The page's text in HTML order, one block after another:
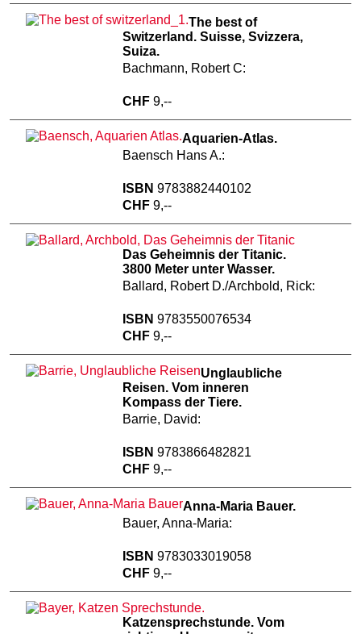
The best of
Switzerland. Suisse, Svizzera,
Suiza.
Bachmann, Robert C:
CHF 9,--
Aquarien-Atlas.
Baensch Hans A.:
ISBN 9783882440102
CHF 9,--
Das Geheimnis der Titanic.
3800 Meter unter Wasser.
Ballard, Robert D./Archbold, Rick:
ISBN 9783550076534
CHF 9,--
Unglaubliche
Reisen. Vom inneren
Kompass der Tiere.
Barrie, David:
ISBN 9783866482821
CHF 9,--
Anna-Maria Bauer.
Bauer, Anna-Maria:
ISBN 9783033019058
CHF 9,--
Katzensprechstunde. Vom